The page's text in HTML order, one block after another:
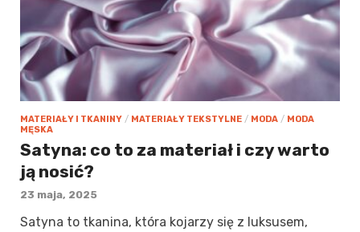
MATERIAŁY I TKANINY / MATERIAŁY TEKSTYLNE / MODA / MODA
MĘSKA
Satyna: co to za materiał i czy warto
ją nosić?
23 maja, 2025
Satyna to tkanina, która kojarzy się z luksusem,